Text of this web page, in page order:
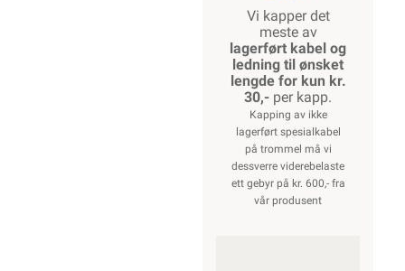
Vi kapper det
meste av
lagerført kabel og
ledning til ønsket
lengde for kun kr.
30,- per kapp.
Kapping av ikke
lagerført spesialkabel
på trommel må vi
dessverre viderebelaste
ett gebyr på kr. 600,- fra
vår produsent